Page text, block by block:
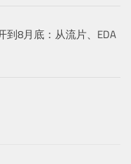
到8月底：从流片、EDA